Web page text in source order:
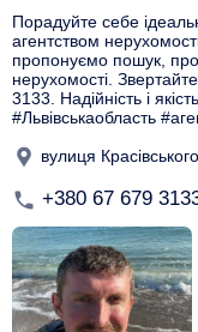
Порадуйте себе
агентством
пропонуємо пошук,
нерухомості.
3133. Надійність і
#Львівськаобласть
вулиця
+380 67 679